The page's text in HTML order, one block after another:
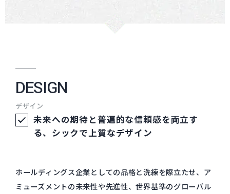
DESIGN
デザイン
未来への期待と普遍的な信頼感を両立す
る、シックで上質なデザイン
ホールディングス企業としての品格と洗練を際立たせ、ア
ミューズメントの未来性や先進性、世界基準のグローバル